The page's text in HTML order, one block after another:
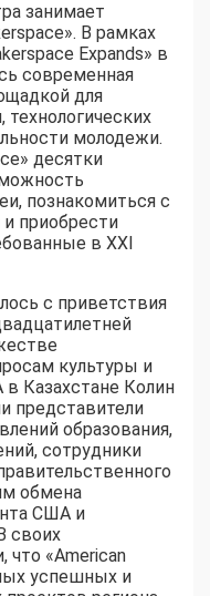
занимает
В рамках
Expands» в
современная
для
технологических
молодежи.
десятки
познакомиться с
приобрести
в XXI
с приветствия
культуры и
Казахстане Колин
представители
образования,
сотрудники
обмена
США и
своих
что «American
успешных и